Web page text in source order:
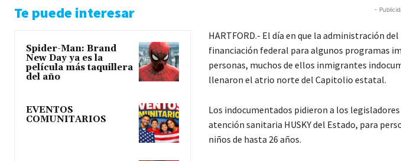
Te puede interesar
Spider-Man: Brand
New Day ya es la
película más taquillera
del año
EVENTOS
COMUNITARIOS
-
HARTFORD.- El día en que la administración
financiación federal para algunos programas
personas, muchos de ellos inmigrantes
llenaron el atrio norte del Capitolio estatal.
Los indocumentados pidieron a los
atención sanitaria HUSKY del Estado, para
niños de hasta 26 años.